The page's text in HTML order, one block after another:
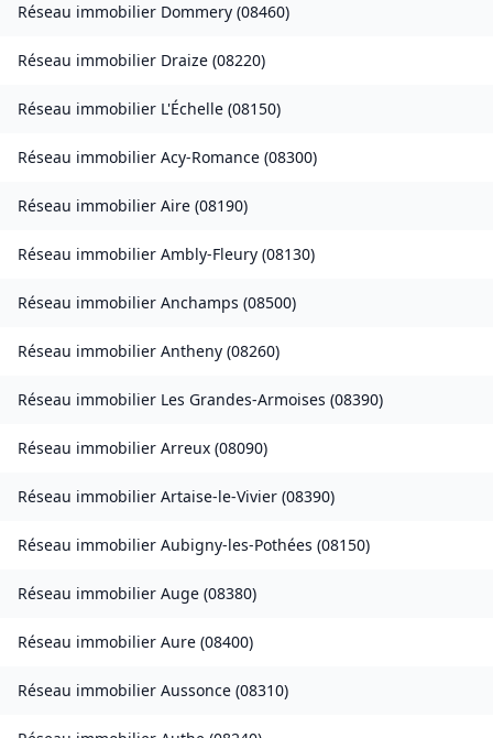
Réseau immobilier Dommery (08460)
Réseau immobilier Draize (08220)
Réseau immobilier L'Échelle (08150)
Réseau immobilier Acy-Romance (08300)
Réseau immobilier Aire (08190)
Réseau immobilier Ambly-Fleury (08130)
Réseau immobilier Anchamps (08500)
Réseau immobilier Antheny (08260)
Réseau immobilier Les Grandes-Armoises (08390)
Réseau immobilier Arreux (08090)
Réseau immobilier Artaise-le-Vivier (08390)
Réseau immobilier Aubigny-les-Pothées (08150)
Réseau immobilier Auge (08380)
Réseau immobilier Aure (08400)
Réseau immobilier Aussonce (08310)